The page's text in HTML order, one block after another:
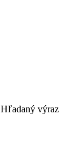
Hľadaný výraz